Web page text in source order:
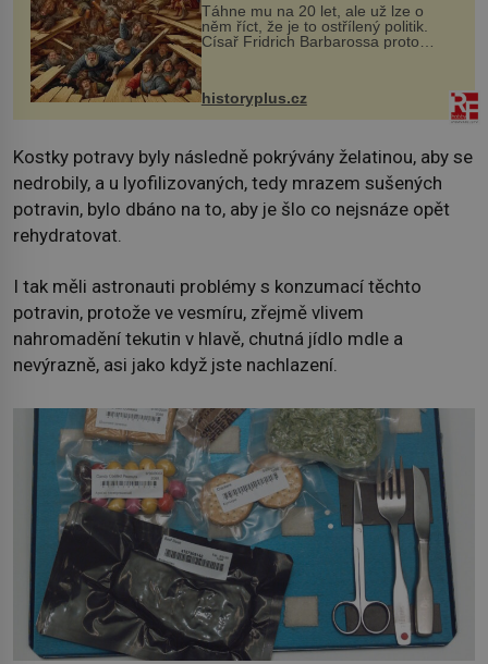
Táhne mu na 20 let, ale už lze o
něm říct, že je to ostřílený politik.
Císař Fridrich Barbarossa proto
posílá svého syna a dědice Jindřicha
VI. do Erfurtu, aby se stal
prostředníkem při řešení sporu m...
historyplus.cz
Kostky potravy byly následně pokrývány želatinou, aby se
nedrobily, a u lyofilizovaných, tedy mrazem sušených
potravin, bylo dbáno na to, aby je šlo co nejsnáze opět
rehydratovat.
I tak měli astronauti problémy s konzumací těchto
potravin, protože ve vesmíru, zřejmě vlivem
nahromadění tekutin v hlavě, chutná jídlo mdle a
nevýrazně, asi jako když jste nachlazení.